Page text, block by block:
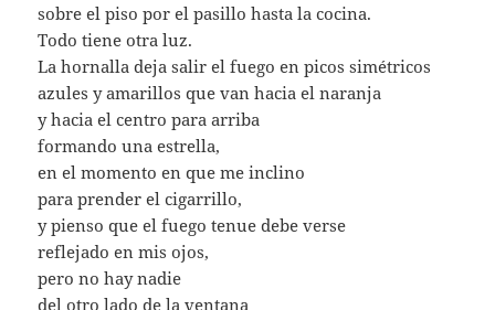
sobre el piso por el pasillo hasta la cocina.
Todo tiene otra luz.
La hornalla deja salir el fuego en picos simétricos
azules y amarillos que van hacia el naranja
y hacia el centro para arriba
formando una estrella,
en el momento en que me inclino
para prender el cigarrillo,
y pienso que el fuego tenue debe verse
reflejado en mis ojos,
pero no hay nadie
del otro lado de la ventana